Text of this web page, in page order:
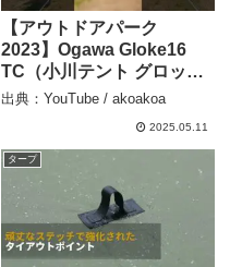
【アウトドアパーク
2023】Ogawa Gloke16
TC（小川テント グロッケ
16 TC）9人用の紹介
出典：YouTube / akoakoa
2025.05.11
タープ